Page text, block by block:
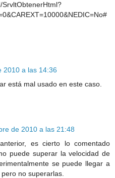
2010 a las 14:36
está mal usado en este caso.
de 2010 a las 21:48
es cierto lo comentado
puede superar la velocidad de
se puede llegar a
no superarlas.